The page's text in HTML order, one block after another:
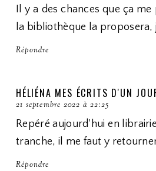
Il y a des chances que ça me
la bibliothèque la proposera,
Répondre
HÉLIÉNA MES ÉCRITS D'UN
21 septembre 2022 à 22:25
Repéré aujourd'hui en
tranche, il me faut y
Répondre